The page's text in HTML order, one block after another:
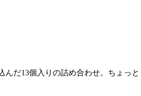
だ13個入りの詰め合わせ。ちょっ